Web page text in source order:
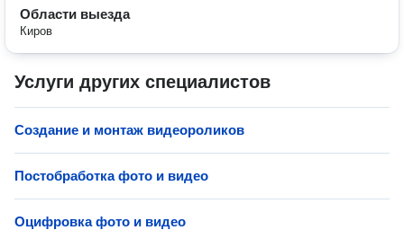
Области выезда
Киров
Услуги других специалистов
Создание и монтаж видеороликов
Постобработка фото и видео
Оцифровка фото и видео